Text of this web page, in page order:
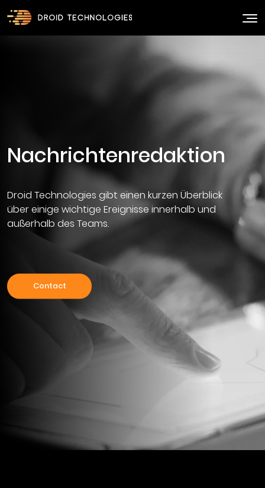
Droid Technologies gibt einen kurzen Überblick
über einige wichtige Ereignisse innerhalb und
außerhalb des Teams.
Contact